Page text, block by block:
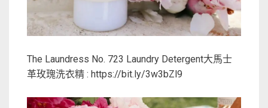
The Laundress No. 723 Laundry Detergent大馬士
革玫瑰洗衣精 : https://bit.ly/3w3bZl9